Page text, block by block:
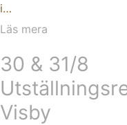
i…
Läs mera
30 & 31/8
Visby